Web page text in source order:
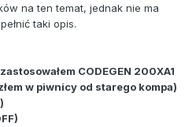
na ten temat, jednak nie ma
taki opis.
CODEGEN 200XA1
w piwnicy od starego kompa)